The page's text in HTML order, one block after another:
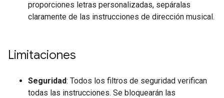
proporciones letras personalizadas, sepáralas
claramente de las instrucciones de dirección musical.
Limitaciones
Seguridad: Todos los filtros de seguridad verifican
todas las instrucciones. Se bloquearán las